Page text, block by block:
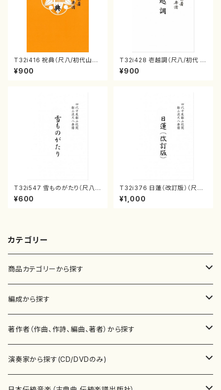
T32i416 祝典（尺八/初代山川
園松/楽譜）都山流公刊楽譜曲
番:2121
¥900
T32i428 壱越調（尺八/初代 中
村双葉/楽譜）都山流公刊楽譜曲
番:2133
¥900
T32i547 雪ものがたり（尺八/
沢井忠夫/楽譜）都山流公刊楽譜
曲番:2256
¥600
T32i376 日蓮（改訂版）（尺八/
宮城道雄/楽譜）都山流公刊楽譜
曲番:2081
¥1,000
カテゴリー
商品カテゴリーから探す
楽譜
書籍
書籍
テキストブック
CD・DVD
編成から探す
邦楽器
箏・琴（ソロ）
箏・琴（合奏）
合唱
混声合唱
著作者（作曲、作詩、編曲、著者）から探す
あ行
青木省三(アオキ ショウゾウ)
演奏家から探す(CD/DVDのみ)